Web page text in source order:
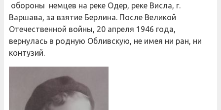
обороны немцев на реке Одер, реке Висла, г.
Варшава, за взятие Берлина. После Великой
Отечественной войны, 20 апреля 1946 года,
вернулась в родную Обливскую, не имея ни ран, ни
контузий.